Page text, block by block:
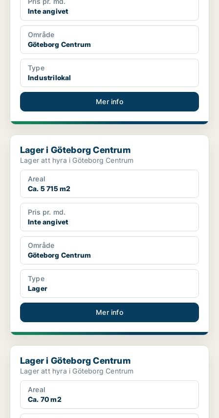
Inte angivet
Område
Göteborg Centrum
Type
Industrilokal
Mer info
Lager i Göteborg Centrum
Lager i Göteborg Centrum
Lager att hyra i Göteborg Centrum
Areal
Ca. 5 715 m2
Pris pr. md.
Inte angivet
Område
Göteborg Centrum
Type
Lager
Mer info
Lager i Göteborg Centrum
Lager i Göteborg Centrum
Lager att hyra i Göteborg Centrum
Areal
Ca. 70 m2